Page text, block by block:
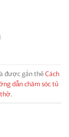
được gắn thẻCách
dẫn chăm sóc tủ
.